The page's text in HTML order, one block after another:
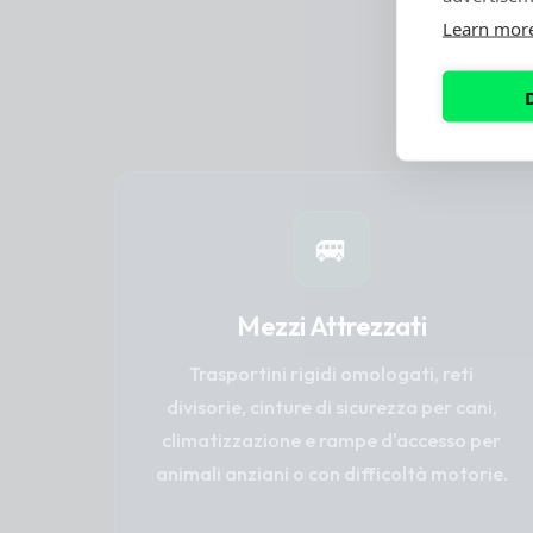
🚐
Mezzi Attrezzati
Trasportini rigidi omologati, reti
divisorie, cinture di sicurezza per cani,
climatizzazione e rampe d'accesso per
animali anziani o con difficoltà motorie.
Learn